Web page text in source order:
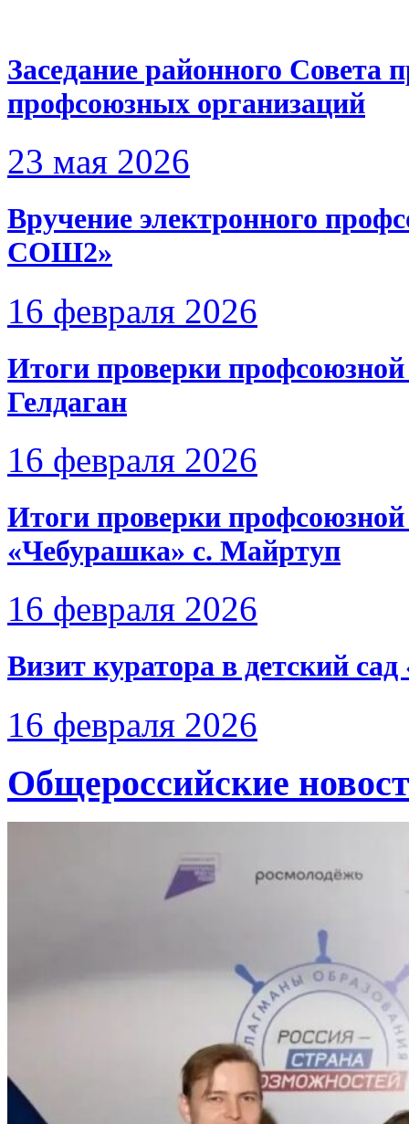
Заседание районного Совета
профсоюзных организаций
23 мая 2026
Вручение электронного
СОШ2»
16 февраля 2026
Итоги проверки
Гелдаган
16 февраля 2026
Итоги проверки
«Чебурашка» с. Майртуп
16 февраля 2026
Визит куратора в детский
16 февраля 2026
Общероссийские